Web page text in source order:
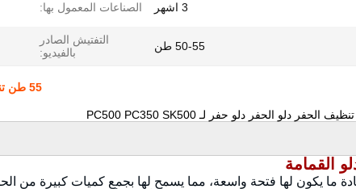
3 اشهر الصناعات المعمول بها:
50-55 طن
التفتيش الصادر
بالفيديو:
55 طن تنظيف حفارة خندق دلو ل PC500 PC350 SK500
القمامة
ما يكون لها فتحة واسعة، مما يسمح لها بجمع كميات كبيرة من